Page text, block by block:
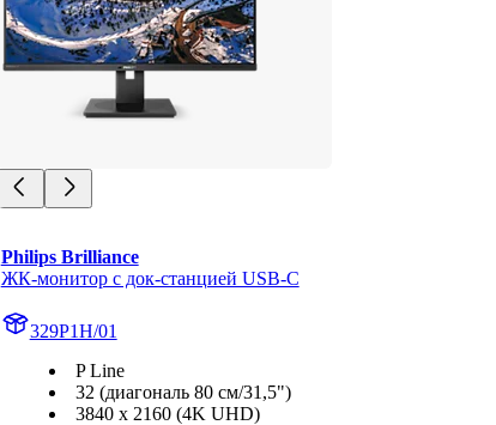
Philips Brilliance
ЖК-монитор с док-станцией USB-C
329P1H/01
P Line
32 (диагональ 80 см/31,5")
3840 x 2160 (4K UHD)